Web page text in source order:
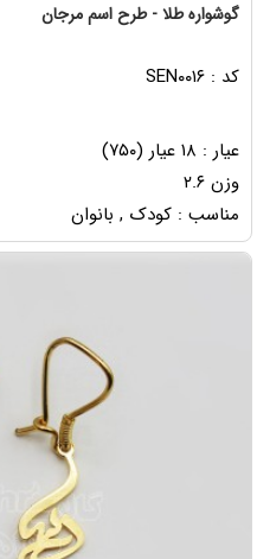
گوشواره طلا - طرح اسم مرجان
کد : SEN۰۰۱۶
عیار : ۱۸ عیار (۷۵۰)
وزن ۲.۶
مناسب : کودک , بانوان